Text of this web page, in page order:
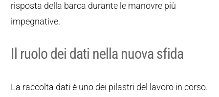
risposta della barca durante le manovre più
impegnative.
Il ruolo dei dati nella nuova sfida
La raccolta dati è uno dei pilastri del lavoro in corso.